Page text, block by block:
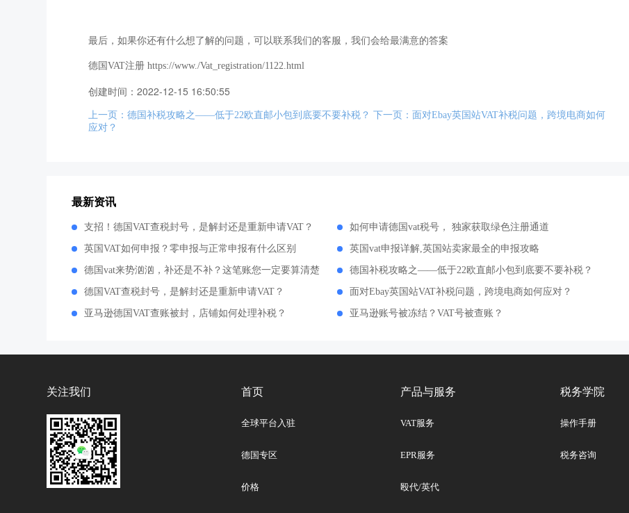
最后，如果你还有什么想了解的问题，可以联系我们的客服，我们会给最满意的答案
德国VAT注册 https://www./Vat_registration/1122.html
创建时间：2022-12-15 16:50:55
上一页：德国补税攻略之——低于22欧直邮小包到底要不要补税？ 下一页：面对Ebay英国站VAT补税问题，跨境电商如何
应对？
最新资讯
支招！德国VAT查税封号，是解封还是重新申请VAT？ 如何申请德国vat税号， 独家获取绿色注册通道
英国VAT如何申报？零申报与正常申报有什么区别 英国vat申报详解,英国站卖家最全的申报攻略
德国vat来势汹汹，补还是不补？这笔账您一定要算清楚 德国补税攻略之——低于22欧直邮小包到底要不要补税？
德国VAT查税封号，是解封还是重新申请VAT？ 面对Ebay英国站VAT补税问题，跨境电商如何应对？
亚马逊德国VAT查账被封，店铺如何处理补税？ 亚马逊账号被冻结？VAT号被查账？
关注我们 首页
全球平台入驻
德国专区
价格
产品与服务
VAT服务
EPR服务
殴代/英代
税务学院
操作手册
税务咨询